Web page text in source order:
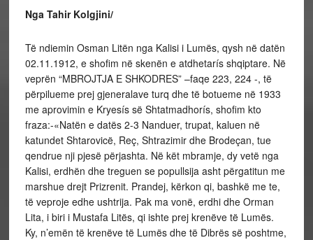
Nga Tahir Kolgjini/
Të ndiemin Osman Litën nga Kalisi i Lumës, qysh në datën
02.11.1912, e shofim në skenën e atdhetarís shqiptare. Në
veprën “MBROJ­TJA E SHKODRES” –faqe 223, 224 -, të
përpilueme prej gjeneralave turq dhe të botueme në 1933
me aprovimin e Kryesís së Shtatmadhorís, shofim kto
fraza:-«Natën e datës 2-3 Nanduer, trupat, kaluen në
katundet Shtarovicë, Reç, Shtrazimir dhe Brodeçan, tue
qendrue nji pjesë përjashta. Në kët mbramje, dy vetë nga
Kalisi, erdhën dhe treguen se popullsija asht përgatitun me
marshue drejt Prizrenit. Prandej, kërkon qi, bashkë me te,
të veproje edhe ushtrija. Pak ma vonë, erdhi dhe Orman
Lita, i biri i Mustafa Litës, qi ishte prej krenëve të Lumës.
Ky, n’emën të krenëve të Lumës dhe të Dibrës së poshtme,